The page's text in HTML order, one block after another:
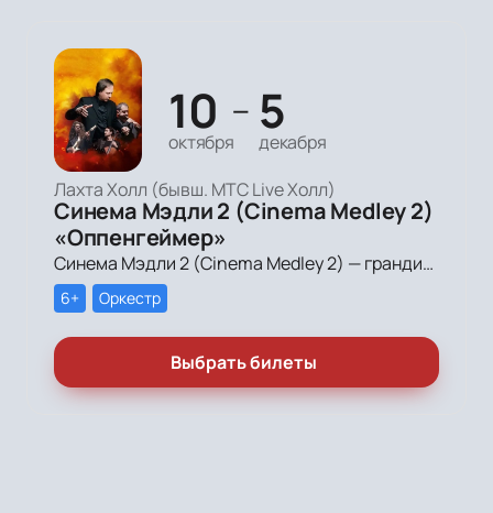
10
октября
— 5
декабря
Лахта Холл (бывш. МТС Live Холл)
Синема Мэдли 2 (Cinema Medley 2)
«Оппенгеймер»
Синема Мэдли 2 (Cinema Medley 2) — грандиозное симфоническое шоу саундтреков в исполнении большого симфонического оркестра, органа и хора!
6+ Оркестр
Выбрать билеты